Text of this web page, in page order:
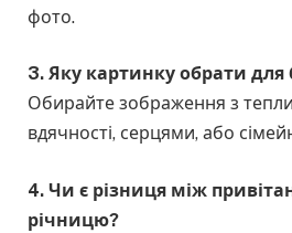
фото.
3. Яку картинку обрати для
Обирайте зображення з
вдячності, серцями, або
4. Чи є різниця між
річницю?